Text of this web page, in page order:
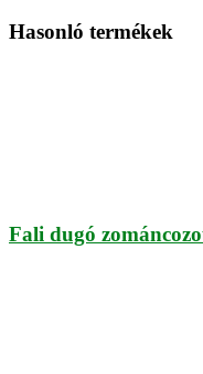
Hasonló termékek
Fali dugó